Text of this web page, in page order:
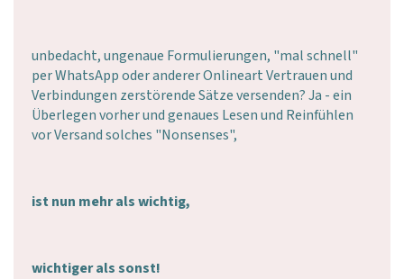
unbedacht, ungenaue Formulierungen, "mal schnell"
per WhatsApp oder anderer Onlineart Vertrauen und
Verbindungen zerstörende Sätze versenden? Ja - ein
Überlegen vorher und genaues Lesen und Reinfühlen
vor Versand solches "Nonsenses",
ist nun mehr als wichtig,
wichtiger als sonst!